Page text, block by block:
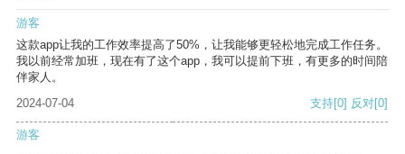
游客
这款app让我的工作效率提高了50%，让我能够更轻松地完成工作任务。
我以前经常加班，现在有了这个app，我可以提前下班，有更多的时间陪
伴家人。
2024-07-04
支持[0] 反对[0]
游客